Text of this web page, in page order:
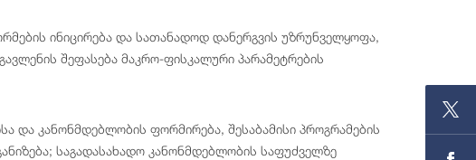
ინიცირება და სათანადოდ დანერგვის უზრუნველყოფა,
შეფასება მაკრო-ფისკალური პარამეტრების
და კანონმდებლობის ფორმირება, შესაბამისი პროგრამების
საგადასახადო კანონმდებლობის საფუძველზე